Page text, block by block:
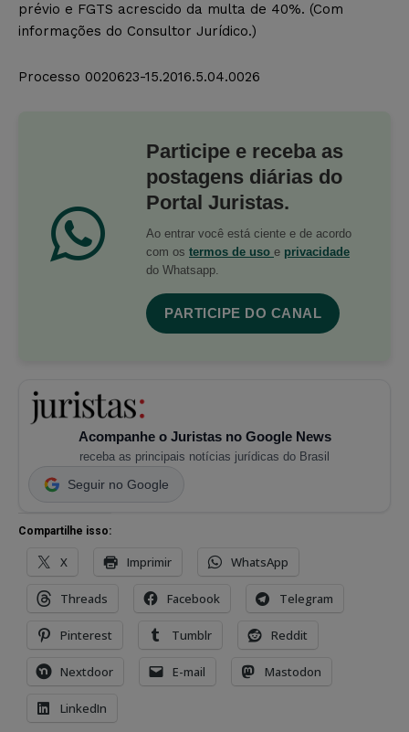
prévio e FGTS acrescido da multa de 40%. (Com
informações do Consultor Jurídico.)
Processo 0020623-15.2016.5.04.0026
Participe e receba as
postagens diárias do
Portal Juristas.
Ao entrar você está ciente e de acordo
com os termos de uso e privacidade
do Whatsapp.
PARTICIPE DO CANAL
Acompanhe o Juristas no Google News
receba as principais notícias jurídicas do Brasil
Seguir no Google
Compartilhe isso:
X Imprimir WhatsApp
Threads Facebook Telegram
Pinterest Tumblr Reddit
Nextdoor E-mail Mastodon
LinkedIn